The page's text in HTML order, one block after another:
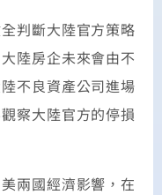
判斷大陸官方策略
陸房企未來會由不
不良資產公司進場
察大陸官方的停損
兩國經濟影響，在